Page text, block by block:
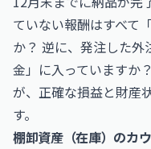
ていない報酬はすべて
か？ 逆に、発注した
金」に入っていますか
が、正確な損益と財産
す。
棚卸資産（在庫）のカ